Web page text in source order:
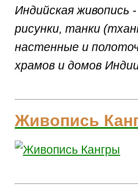
Индийская живопись
рисунки, танки
настенные и
храмов и домов
Живопись